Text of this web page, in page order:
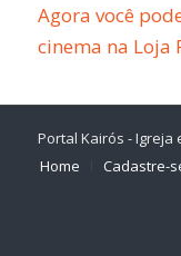
Agora você
cinema na Loja
Portal Kairós - Igreja
Home
Cadastre-